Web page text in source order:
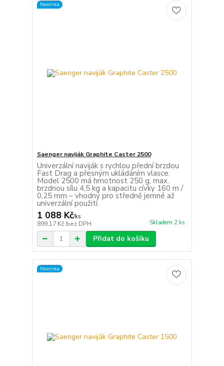
Novinka
Saenger naviják Graphite Caster 2500
Univerzální naviják s rychlou přední brzdou
Fast Drag a přesným ukládáním vlasce.
Model 2500 má hmotnost 250 g, max.
brzdnou sílu 4,5 kg a kapacitu cívky 160 m /
0,25 mm – vhodný pro středně jemné až
univerzální použití.
1 088 Kč/ks
899,17 Kč bez DPH Skladem 2 ks
Přidat do košíku
Novinka